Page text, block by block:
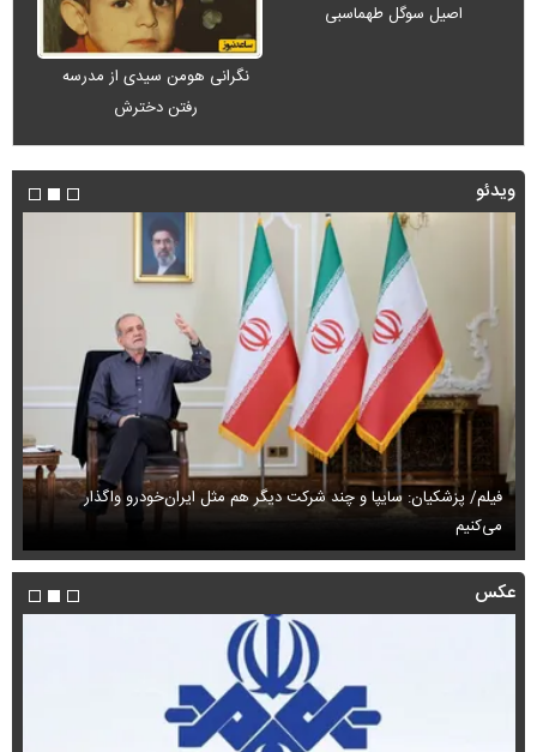
اصیل سوگل طهماسبی
نگرانی هومن سیدی از مدرسه
رفتن دخترش
ویدئو
فیلم/ پزشکیان: سایپا و چند شرکت دیگر هم مثل ایران‌خودرو واگذار
می‌کنیم
عکس